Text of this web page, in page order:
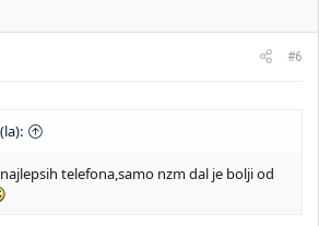
#6
telefona,samo nzm dal je bolji od